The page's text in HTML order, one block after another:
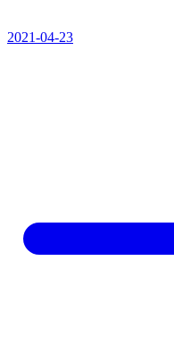
2021-04-23